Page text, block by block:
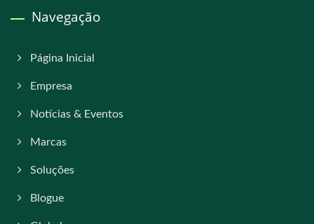
Navegação
Página Inicial
Empresa
Notícias & Eventos
Marcas
Soluções
Blogue